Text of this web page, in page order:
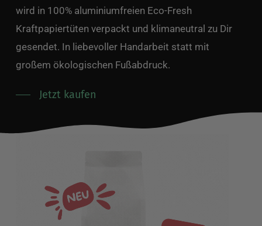
wird in 100% aluminiumfreien Eco-Fresh
Kraftpapiertüten verpackt und klimaneutral zu Dir
gesendet. In liebevoller Handarbeit statt mit
großem ökologischen Fußabdruck.
Jetzt kaufen